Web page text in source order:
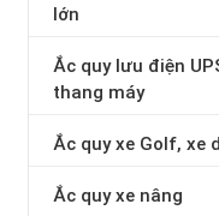
lớn
Ắc quy lưu điện
thang máy
Ắc quy xe Golf, xe
Ắc quy xe nâng